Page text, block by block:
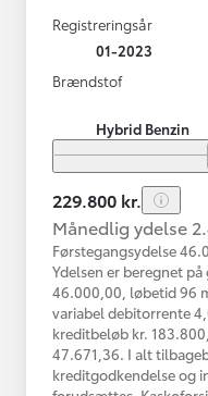
Registreringsår
01-2023
Brændstof
Hybrid Benzin
229.800 kr.
Månedlig ydelse
Førstegangsydelse
Ydelsen er beregnet
46.000,00, løbetid 96
variabel debitorrente
kreditbeløb kr.
47.671,36. I alt
kreditgodkendelse og